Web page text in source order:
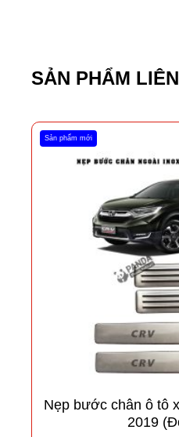
SẢN PHẨM
Sản phẩm mới
Nẹp bước chân ô tô
2019